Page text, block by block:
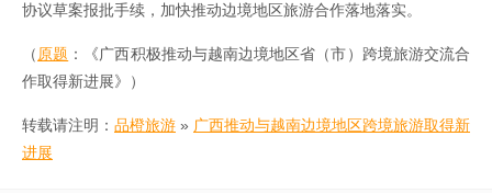
协议草案报批手续，加快推动边境地区旅游合作落地落实。
（原题 ：《广西积极推动与越南边境地区省（市）跨境旅游交流合
作取得新进展》）
转载请注明： 品橙旅游 » 广西推动与越南边境地区跨境旅游取得新
进展